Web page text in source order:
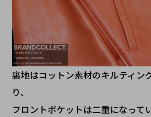
裏地はコットン素材のキルティン
り、
フロントポケットは二重になって